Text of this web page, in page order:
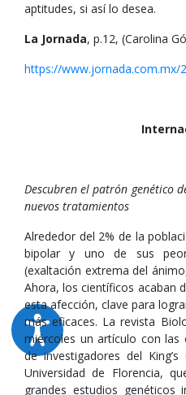
aptitudes, si así lo desea.
La Jornada, p.12, (Carolina
https://www.jornada.com.mx/
Descubren el patrón genético
nuevos tratamientos
Alrededor del 2% de la
bipolar y uno de sus
(exaltación extrema del
Ahora, los científicos acaban
esta afección, clave para
más eficaces. La revista
miércoles un artículo con las
de investigadores del
Universidad de Florencia,
grandes estudios genéticos